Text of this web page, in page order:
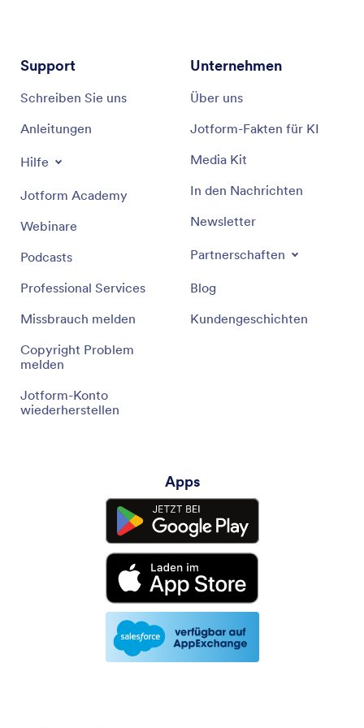
Support
Schreiben Sie uns
Anleitungen
Hilfe
Jotform Academy
Webinare
Podcasts
Professional Services
Missbrauch melden
Copyright Problem
melden
Jotform-Konto
wiederherstellen
Unternehmen
Über uns
Jotform-Fakten für KI
Media Kit
In den Nachrichten
Newsletter
Partnerschaften
Blog
Kundengeschichten
Apps